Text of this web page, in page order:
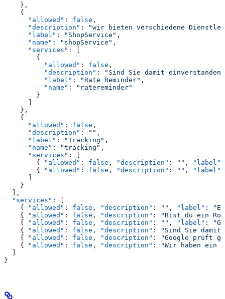
    },
    {
      "allowed"
: false ,
      "description"
:
"wir bieten verschiedene
      "label"
: "ShopService" ,
      "name"
: "shopService" ,
      "services"
: [
        {
          "allowed"
: false ,
          "description"
:
"Sind Sie damit
          "label"
: "Rate Reminder" ,
          "name"
:
"ratereminder"
        }
    },
    {
      "allowed"
: false ,
      "description"
: "" ,
      "label"
: "Tracking" ,
      "name"
: "tracking" ,
      "services"
: [
        {
"allowed" : false , "description" : "" , "label"
        {
"allowed" : false , "description" : "" , "label"
    }
  ],
  "services"
: [
    {
"allowed" : false , "description" : "" , "label" :
    {
"allowed" : false , "description" :
"Bist du ein
    {
"allowed" : false , "description" : "" , "label" :
    {
"allowed" : false , "description" :
"Sind Sie damit
    {
"allowed" : false , "description" :
"Google prüft
    {
"allowed" : false , "description" :
"Wir haben ein
}